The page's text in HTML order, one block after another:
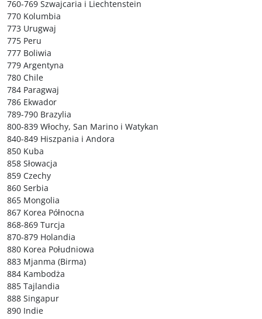
760-769 Szwajcaria i Liechtenstein
770 Kolumbia
773 Urugwaj
775 Peru
777 Boliwia
779 Argentyna
780 Chile
784 Paragwaj
786 Ekwador
789-790 Brazylia
800-839 Włochy, San Marino i Watykan
840-849 Hiszpania i Andora
850 Kuba
858 Słowacja
859 Czechy
860 Serbia
865 Mongolia
867 Korea Północna
868-869 Turcja
870-879 Holandia
880 Korea Południowa
883 Mjanma (Birma)
884 Kambodża
885 Tajlandia
888 Singapur
890 Indie